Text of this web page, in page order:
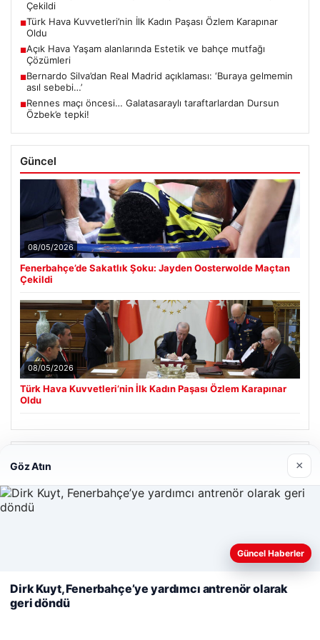
Çekildi
■Türk Hava Kuvvetleri’nin İlk Kadın Paşası Özlem Karapınar
Oldu
■Açık Hava Yaşam alanlarında Estetik ve bahçe mutfağı
Çözümleri
■Bernardo Silva’dan Real Madrid açıklaması: ‘Buraya gelmemin
asıl sebebi…’
■Rennes maçı öncesi… Galatasaraylı taraftarlardan Dursun
Özbek’e tepki!
Güncel
08/05/2026
Fenerbahçe’de Sakatlık Şoku: Jayden Oosterwolde Maçtan
Çekildi
08/05/2026
Türk Hava Kuvvetleri’nin İlk Kadın Paşası Özlem Karapınar
Oldu
Cengiz Sigorta
06/23/2026
Web sitemizi nasıl kullandığınızı daha iyi anlayabilmek,
kullanıyoruz. Çerez Politikamız
Reddet
Göz Atın ×
Güncel Haberler
Dirk Kuyt, Fenerbahçe’ye yardımcı antrenör olarak
geri döndü